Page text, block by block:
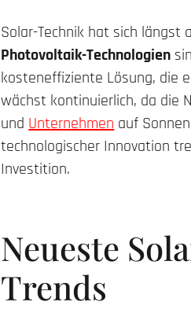
Solar-Technik hat sich längst
Photovoltaik-Technologien
kosteneffiziente Lösung, die
wächst kontinuierlich, da die
und Unternehmen auf
technologischer Innovation
Investition.
Neueste
Trends